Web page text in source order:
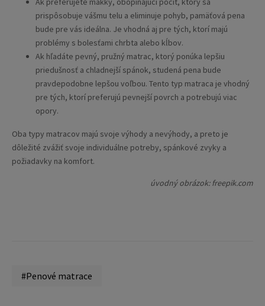
prispôsobuje vášmu telu a eliminuje pohyb, pamäťová pena
bude pre vás ideálna. Je vhodná aj pre tých, ktorí majú
problémy s bolesťami chrbta alebo kĺbov.
Ak hľadáte pevný, pružný matrac, ktorý ponúka lepšiu
priedušnosť a chladnejší spánok, studená pena bude
pravdepodobne lepšou voľbou. Tento typ matraca je vhodný
pre tých, ktorí preferujú pevnejší povrch a potrebujú viac
opory.
Oba typy matracov majú svoje výhody a nevýhody, a preto je
dôležité zvážiť svoje individuálne potreby, spánkové zvyky a
požiadavky na komfort.
úvodný obrázok: freepik.com
#Penové matrace